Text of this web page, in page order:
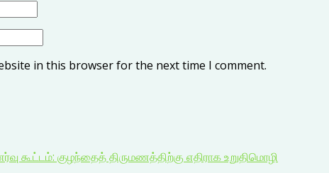
in this browser for the next time I comment.
கூட்டம்: குழந்தைத் திருமணத்திற்கு எதிராக உறுதிமொழி